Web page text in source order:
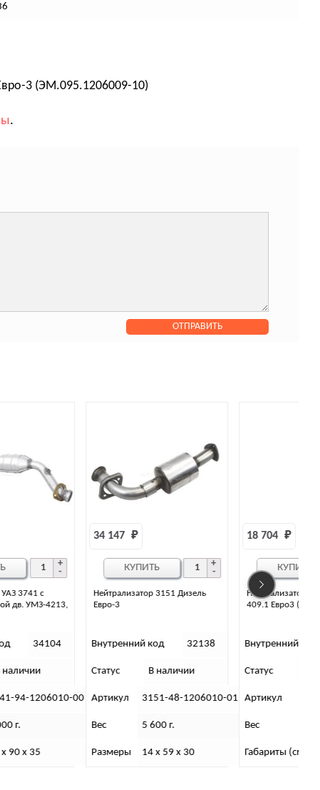
3 (ЭМ.095.1206009-10)
.
Нейтрализатор 3151 Дизель
Евро-3
Внутренний код 32138
Статус В наличии
Артикул 3151-48-1206010-01
Вес
Размеры 14 х 59 х 30
КУПИТЬ
Нейтрализатор УАЗ Хантер ЗМЗ
Внутренний код 6393
Статус В наличии
Артикул 3151-96-
Вес 4 300 г.
Габариты (см) В х Г х Ш (см):
КУПИТЬ